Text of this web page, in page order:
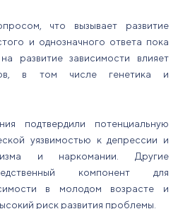
что вызывает развитие
и однозначного ответа пока
развитие зависимости влияет
в том числе генетика и
подтвердили потенциальную
уязвимостью к депрессии и
и наркомании. Другие
компонент для
в молодом возрасте и
риск развития проблемы.